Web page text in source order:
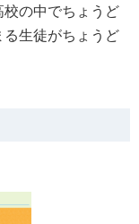
の中でちょうど
生徒がちょうど